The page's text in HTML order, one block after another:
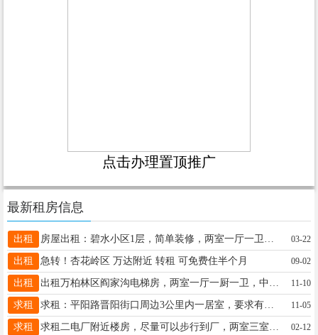
点击办理置顶推广
最新租房信息
出租 03-22
出租 急转！杏花岭区 万达附近 转租 可免费住半个月 09-02
出租 11-10
求租 求租：平阳路晋阳街口周边3公里内一居室，要求有独立厨卫，预算1000内 ，新装修可适当加钱，微信zise05060（备注来意） 11-05
求租 02-12